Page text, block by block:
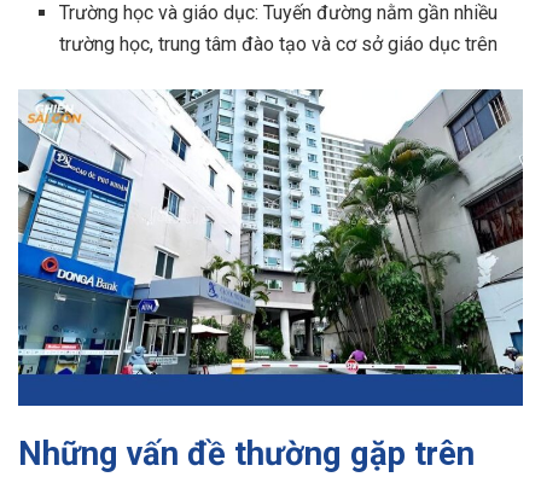
Trường học và giáo dục: Tuyến đường nằm gần nhiều
trường học, trung tâm đào tạo và cơ sở giáo dục trên
Những vấn đề thường gặp trên